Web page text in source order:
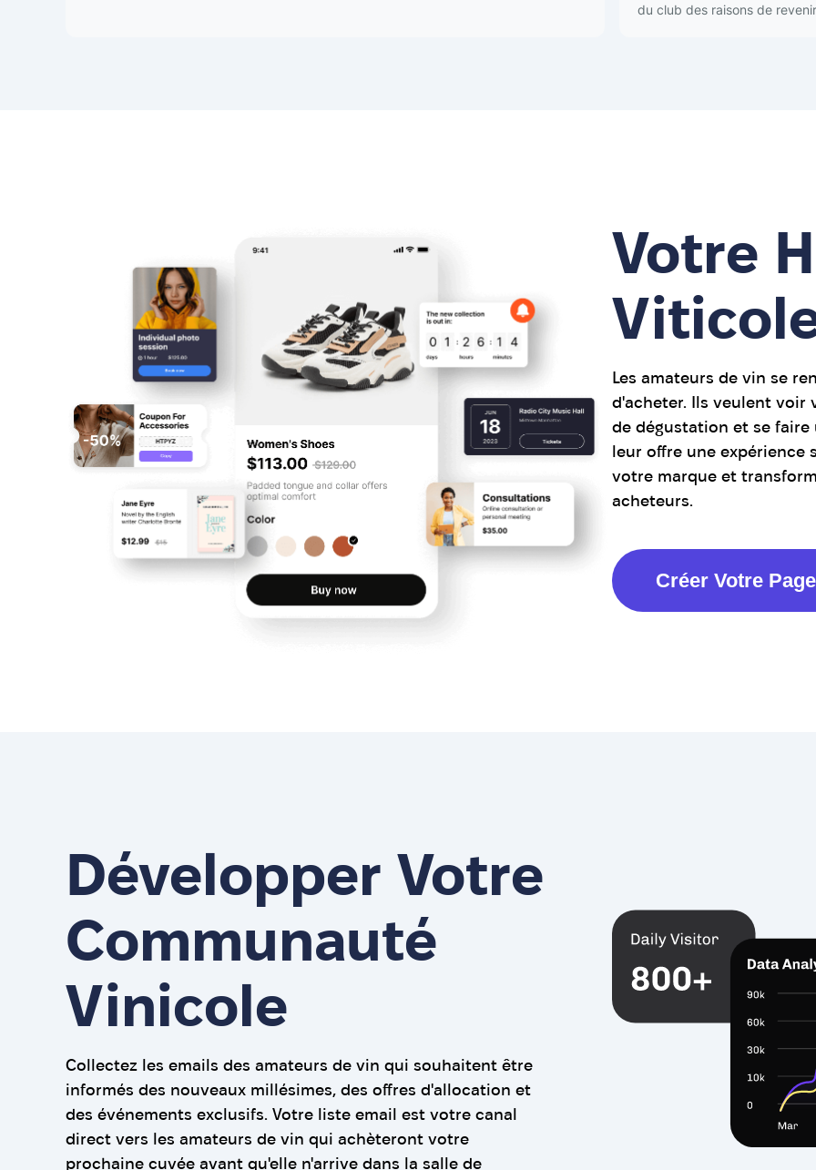
du club des raisons de
Votre
Les amateurs de vin se
d'acheter. Ils veulent voir
de dégustation et se faire
leur offre une expérience
votre marque et
acheteurs.
Créer Votre
Développer Votre
Communauté
Vinicole
Collectez les emails des amateurs de vin qui souhaitent être
informés des nouveaux millésimes, des offres d'allocation et
des événements exclusifs. Votre liste email est votre canal
direct vers les amateurs de vin qui achèteront votre
prochaine cuvée avant qu'elle n'arrive dans la salle de